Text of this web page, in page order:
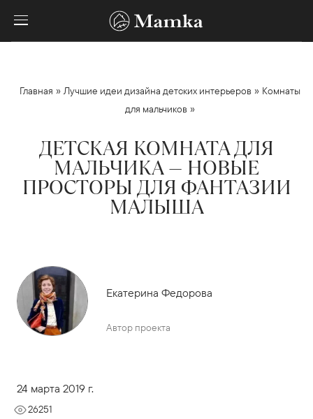
Главная »Лучшие идеи дизайна детских интерьеров » Комнаты
для мальчиков »
ДЕТСКАЯ КОМНАТА ДЛЯ
МАЛЬЧИКА — НОВЫЕ
ПРОСТОРЫ ДЛЯ ФАНТАЗИИ
МАЛЫША
Екатерина Федорова
Автор проекта
24 марта 2019 г.
26251